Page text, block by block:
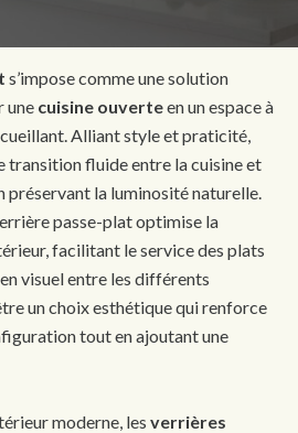
s’impose comme une solution
une cuisine ouverteen un espace à
Alliant style et praticité,
transition fluide entre la cuisine et
préservant la luminosité naturelle.
passe-plat optimise la
facilitant le service des plats
visuel entre les différents
un choix esthétique qui renforce
tout en ajoutant une
moderne, les verrières